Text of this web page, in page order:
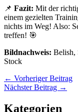
📌 Fazit: Mit der
einem gezielten
nichts im Weg! Also:
treffen! 🎯
Bildnachweis: Belish,
Stock
← Vorheriger Beitrag
Nächster Beitrag →
Kategorien